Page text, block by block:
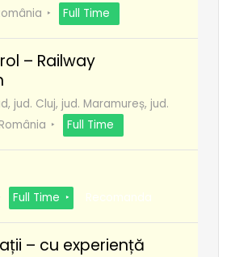
Full Time
– Railway
jud. Cluj, jud. Maramureș, jud.
Full Time
Full Time Recomanda
– cu experiență